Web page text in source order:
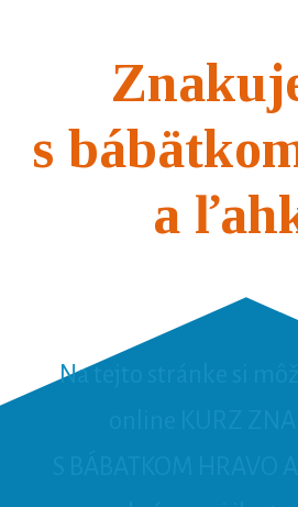
s
a
Na tejto stránke si